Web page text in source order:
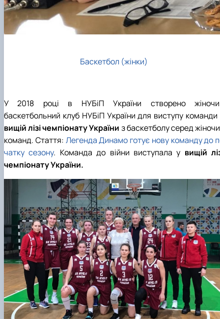
Баскетбол (жінки)
У 2018 році в НУБіП України створено
баскетбольний клуб НУБіП України для виступу команди
вищій лізі чемпіонату України з баскетболу серед
команд. Стаття: Легенда Динамо готує нову команду до
чатку сезону. Команда до війни виступала у вищій
чемпіонату України.